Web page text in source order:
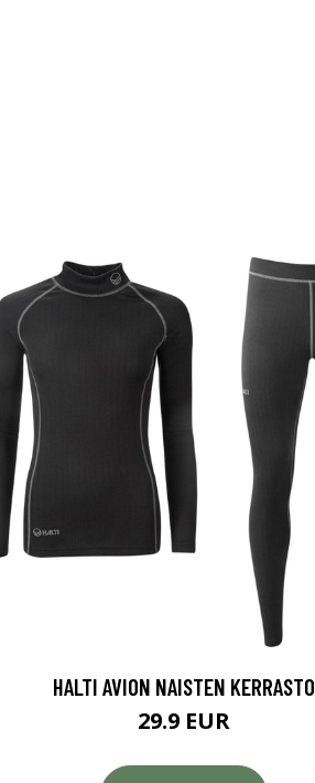
HALTI AVION NAISTEN KERRASTO
29.9 EUR